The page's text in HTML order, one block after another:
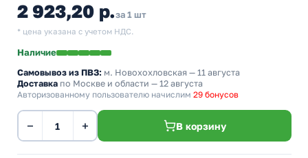
2 923,20 р.за 1 шт
* цена указана с учетом НДС.
Наличие
Самовывоз из ПВЗ: м. Новохохловская — 11 августа
Доставка по Москве и области — 12 августа
Авторизованному пользователю начислим 29 бонусов
− + В корзину